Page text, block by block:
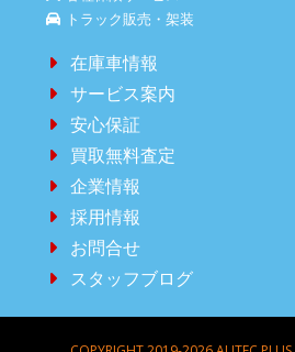
トラック販売・架装
在庫車情報
サービス案内
安心保証
買取無料査定
企業情報
採用情報
お問合せ
スタッフブログ